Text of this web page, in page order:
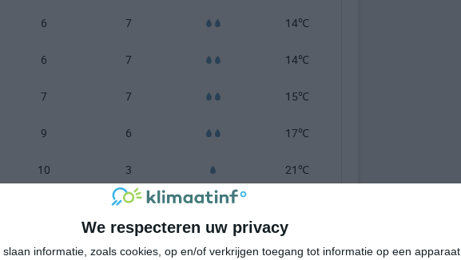
We respecteren uw privacy
slaan informatie, zoals cookies, op en/of verkrijgen toegang tot informatie op een apparaat
6 7 14℃
6 7 14℃
7 7 15℃
9 6 17℃
10 3 21℃
2